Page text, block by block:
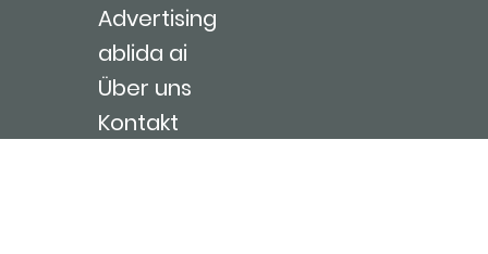
Advertising
ablida ai
Über uns
Kontakt